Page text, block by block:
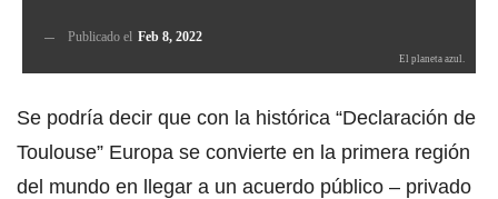
Publicado el Feb 8, 2022
El planeta azul.
Se podría decir que con la histórica “Declaración de
Toulouse” Europa se convierte en la primera región
del mundo en llegar a un acuerdo público – privado